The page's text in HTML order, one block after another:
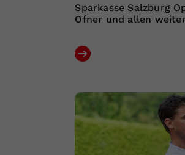
Sparkasse Salzburg
Ofner und allen